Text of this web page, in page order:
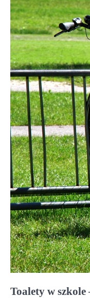
Toalety w szkole